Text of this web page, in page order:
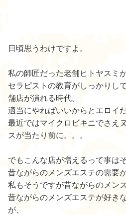
日頃思うわけですよ。
私の師匠だった老舗ヒトヤスミ
セラピストの教育がしっかりし
舗店が潰れる時代。
適当にやればいいからとエロイ
最近ではマイクロビキニでさえ
スが当たり前に。。。
でもこんな店が増えるって事は
昔ながらのメンズエステの需要
私もそうですが昔ながらのメン
昔ながらのメンズエステが好き
が、